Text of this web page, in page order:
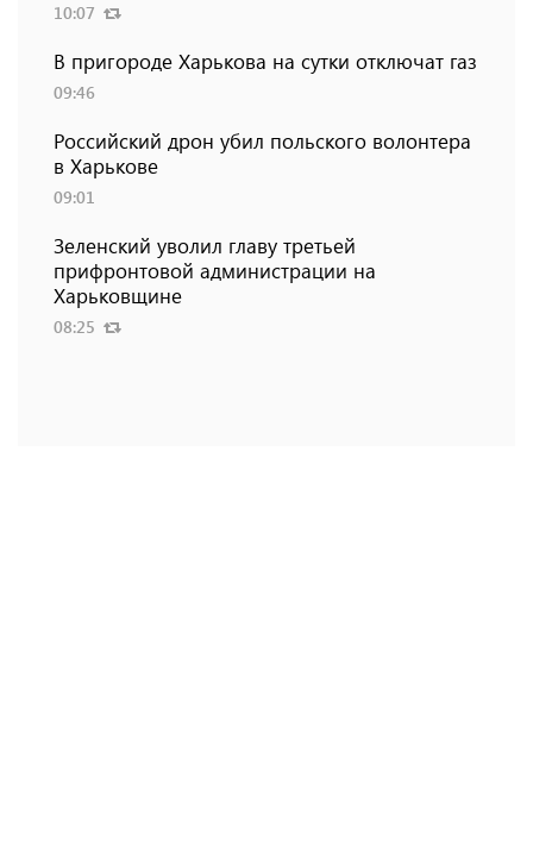
10:07
В пригороде Харькова на сутки отключат газ
09:46
Российский дрон убил польского волонтера
в Харькове
09:01
Зеленский уволил главу третьей
прифронтовой администрации на
Харьковщине
08:25